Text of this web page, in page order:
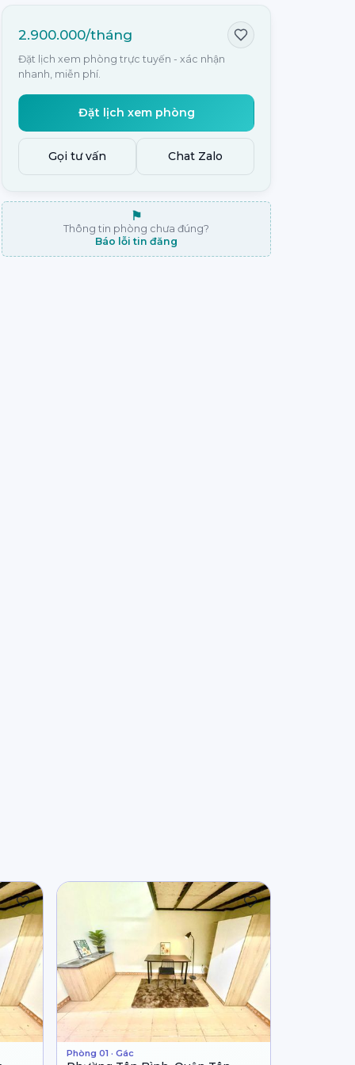
2.900.000/tháng
Đặt lịch xem phòng trực tuyến - xác nhận
nhanh, miễn phí.
Đặt lịch xem phòng
Gọi tư vấn Chat Zalo
⚑
Thông tin phòng chưa đúng?
Báo lỗi tin đăng
Phòng 01 · Gác